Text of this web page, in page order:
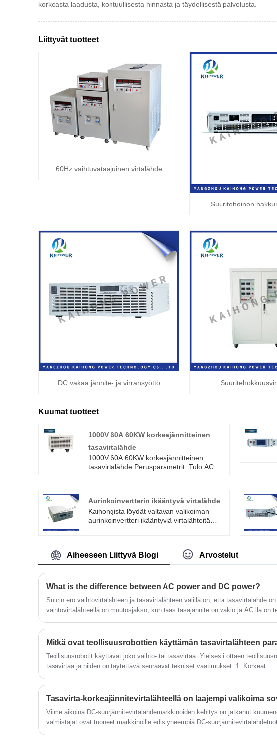
korkeasta laadusta, kohtuullisesta hinnasta ja täydellisestä palvelusta.
Liittyvät tuotteet
60Hz vaihtuvataajuinen virtalähde
Suuritehoinen
DC vakaa jännite- ja virransyöttö
Kuumat tuotteet
1000V 60A 60KW korkeajännitteinen
tasavirtalähde
1000V 60A 60KW korkeajännitteinen
tasavirtalähde Perusparametrit: Tulo AC
säädettävissä.
Aurinkoinvertterin ikääntyvä virtalähde
Kaihongista löydät valtavan valikoiman
aurinkoinvertteri ikääntyviä virtalähteitä
IGBT-tekniikka ja amorfinen magneettinen
ydin ovat laitteen ydinkehityksessä, ja se
tarjoaa erittäin vakaan lähtöjännitteen ja
virran.
Aiheeseen Liittyvä Blogi Arvostelut
What is the difference between AC power and DC power?
Suurin ero vaihtovirtalähteen ja tasavirtalähteen välillä on, että tasavirtalähde
vaihtovirtalähteellä on muutosjakso, kun taas tasajännite on vakio ja AC:lla on
Teollisuusrobotit käyttävät joko vaihto- tai tasavirtaa. Yleisesti ottaen
tasavirtaa ja niiden on täytettävä seuraavat tekniset vaatimukset: 1. Korkeat
on oltava erittäin vakaa.
Viime aikoina DC-suurjännitevirtalähdemarkkinoiden kehitys on jatkanut
valmistajat ovat tuoneet markkinoille edistyneempiä DC-